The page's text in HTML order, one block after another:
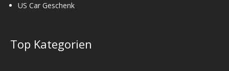
US Car Geschenk
Top Kategorien